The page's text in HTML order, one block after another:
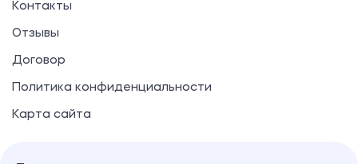
Контакты
Отзывы
Договор
Политика конфиденциальности
Карта сайта